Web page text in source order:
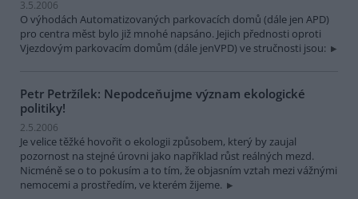
3.5.2006
O výhodách Automatizovaných parkovacích domů (dále jen APD)
pro centra měst bylo již mnohé napsáno. Jejich přednosti oproti
Vjezdovým parkovacím domům (dále jenVPD) ve stručnosti jsou:
Petr Petržílek: Nepodceňujme význam ekologické
politiky!
2.5.2006
Je velice těžké hovořit o ekologii způsobem, který by zaujal
pozornost na stejné úrovni jako například růst reálných mezd.
Nicméně se o to pokusím a to tím, že objasním vztah mezi vážnými
nemocemi a prostředím, ve kterém žijeme.